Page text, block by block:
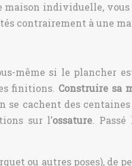
individuelle,
contrairement à une
même si le plancher
finitions. Construire sa
cachent des
sur l’ossature.
ou autres poses), de